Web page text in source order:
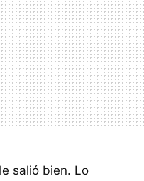
salió bien. Lo